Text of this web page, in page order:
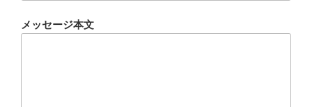
メッセージ本文